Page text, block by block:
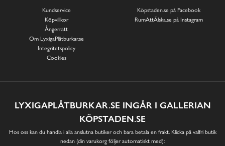
Kundservice
Köpvillkor
Ångerrätt
Om LyxigaPlåtburkar.se
Integritetspolicy
Cookies
Köpstaden.se på Facebook
RumAttÄlska.se på Instagram
LYXIGAPLÅTBURKAR.SE INGÅR I GALLERIAN
KÖPSTADEN.SE
Hos oss kan du handla i alla anslutna butiker och bara betala en frakt. Klicka på valfri butik
nedan (din varukorg följer automatiskt med):